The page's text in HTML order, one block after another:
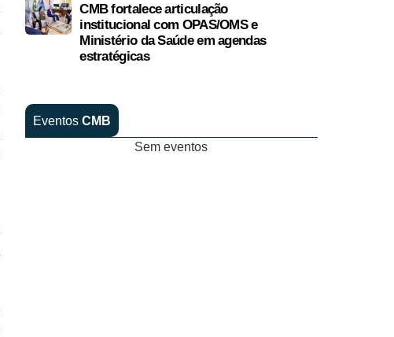
CMB fortalece articulação
institucional com OPAS/OMS e
Ministério da Saúde em agendas
estratégicas
Eventos CMB
Sem eventos